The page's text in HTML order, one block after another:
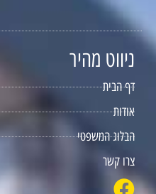
ניווט מהיר
דף הבית
אודות
הבלוג המשפטי
צרו קשר